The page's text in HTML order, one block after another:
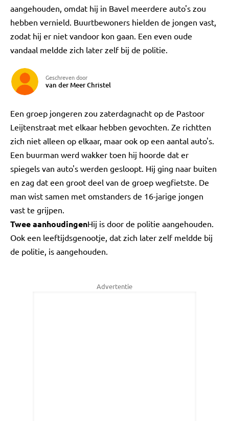
aangehouden, omdat hij in Bavel meerdere auto's zou
hebben vernield. Buurtbewoners hielden de jongen vast,
zodat hij er niet vandoor kon gaan. Een even oude
vandaal meldde zich later zelf bij de politie.
Geschreven door
van der Meer Christel
Een groep jongeren zou zaterdagnacht op de Pastoor
Leijtenstraat met elkaar hebben gevochten. Ze richtten
zich niet alleen op elkaar, maar ook op een aantal auto's.
Een buurman werd wakker toen hij hoorde dat er
spiegels van auto's werden gesloopt. Hij ging naar buiten
en zag dat een groot deel van de groep wegfietste. De
man wist samen met omstanders de 16-jarige jongen
vast te grijpen.
Twee aanhoudingenHij is door de politie aangehouden.
Ook een leeftijdsgenootje, dat zich later zelf meldde bij
de politie, is aangehouden.
Advertentie